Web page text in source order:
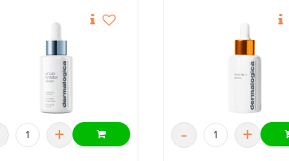
+ - +